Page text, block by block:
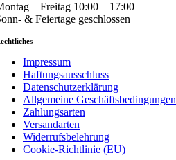
– Freitag 10:00 – 17:00
& Feiertage geschlossen
Impressum
Haftungsausschluss
Datenschutzerklärung
Allgemeine Geschäftsbedingungen
Zahlungsarten
Versandarten
Widerrufsbelehrung
Cookie-Richtlinie (EU)